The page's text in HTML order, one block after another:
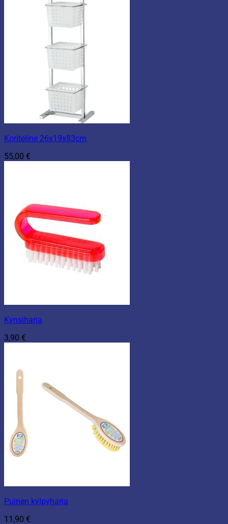
Koriteline 26x19x83cm
55,00 €
Kynsiharja
3,90 €
Puinen kylpyharja
11,90 €